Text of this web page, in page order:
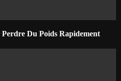
Du Poids Rapidement